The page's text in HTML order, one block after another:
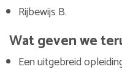
Rijbewijs B.
Watgeven we
Een uitgebreid